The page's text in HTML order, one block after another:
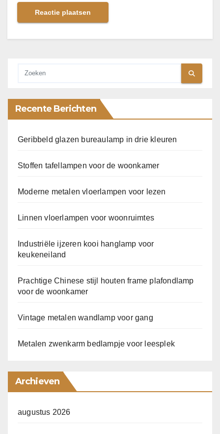
Recente Berichten
Geribbeld glazen bureaulamp in drie kleuren
Stoffen tafellampen voor de woonkamer
Moderne metalen vloerlampen voor lezen
Linnen vloerlampen voor woonruimtes
Industriële ijzeren kooi hanglamp voor
keukeneiland
Prachtige Chinese stijl houten frame plafondlamp
voor de woonkamer
Vintage metalen wandlamp voor gang
Metalen zwenkarm bedlampje voor leesplek
Archieven
augustus 2026